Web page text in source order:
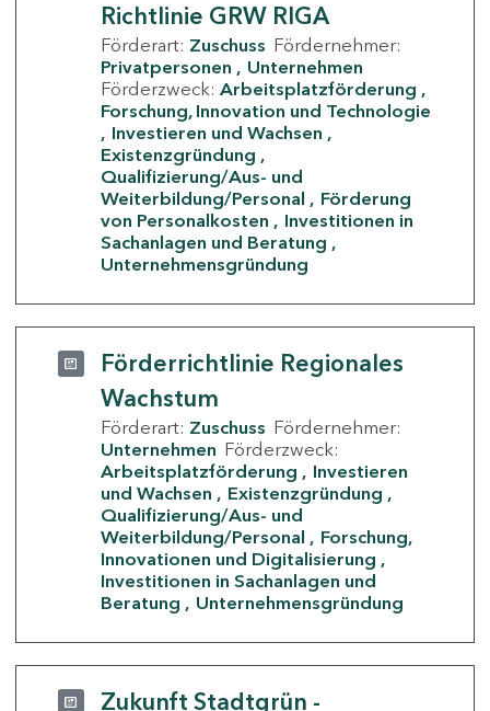
Richtlinie GRW RIGA
Förderart: Zuschuss Fördernehmer:
Privatpersonen
Unternehmen
Förderzweck: Arbeitsplatzförderung
Forschung, Innovation und Technologie
Investieren und Wachsen
Existenzgründung
Qualifizierung/Aus- und
Weiterbildung/Personal
Förderung
von Personalkosten
Investitionen in
Sachanlagen und Beratung
Unternehmensgründung
Förderrichtlinie Regionales
Wachstum
Förderart: Zuschuss Fördernehmer:
Unternehmen Förderzweck:
Arbeitsplatzförderung
Investieren
und Wachsen
Existenzgründung
Qualifizierung/Aus- und
Weiterbildung/Personal
Forschung,
Innovationen und Digitalisierung
Investitionen in Sachanlagen und
Beratung
Unternehmensgründung
Zukunft Stadtgrün -